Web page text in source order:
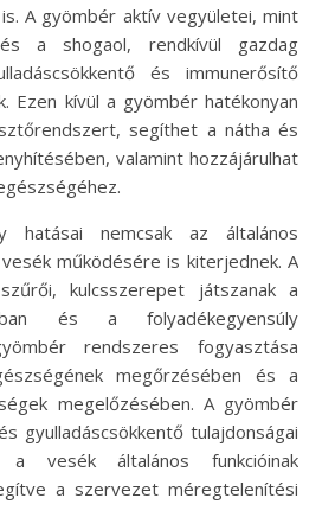
A gyömbér aktív vegyületei, mint
a shogaol, rendkívül gazdag
és immunerősítő
Ezen kívül a gyömbér hatékonyan
segíthet a nátha és
valamint hozzájárulhat
hatásai nemcsak az általános
működésére is kiterjednek. A
kulcsszerepet játszanak a
és a folyadékegyensúly
rendszeres fogyasztása
megőrzésében és a
megelőzésében. A gyömbér
gyulladáscsökkentő tulajdonságai
a vesék általános funkcióinak
a szervezet méregtelenítési